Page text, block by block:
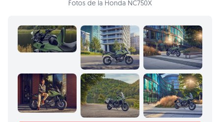
Fotos de la Honda NC750X